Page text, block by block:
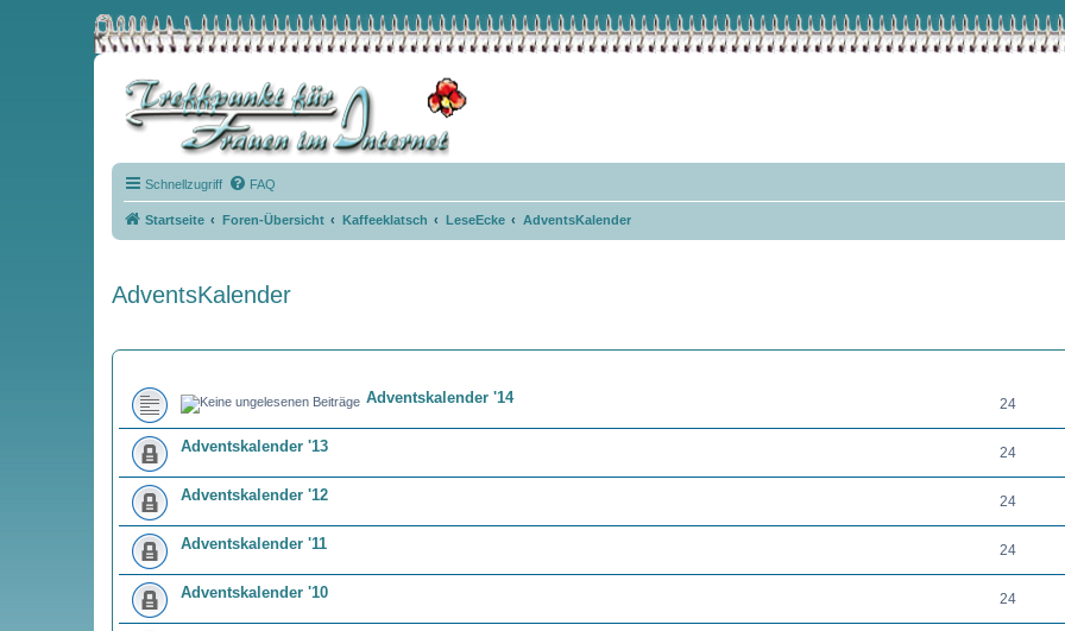
Schnellzugriff FAQ
Startseite Foren-Übersicht Kaffeeklatsch LeseEcke AdventsKalender
AdventsKalender
Adventskalender '14 24
Adventskalender '13 24
Adventskalender '12 24
Adventskalender '11 24
Adventskalender '10 24